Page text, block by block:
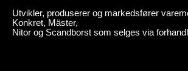
Utvikler, produserer og markedsfører
Konkret, Mäster,
Nitor og Scandborst som selges via